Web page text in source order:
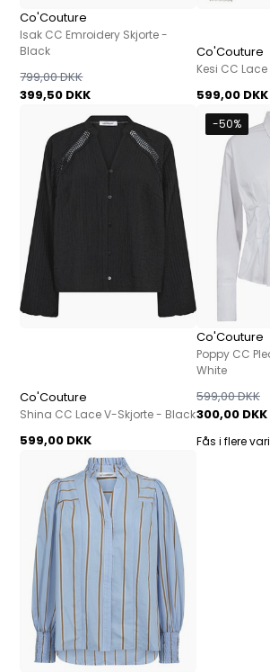
Co'Couture
Isak CC Emroidery Skjorte -
Black
399,50 DKK
799,00 DKK
Co'Couture
Kesi CC
599,00 DKK
Co'Couture
Shina CC Lace V-Skjorte - Black
599,00 DKK
-50%
Co'Couture
Poppy CC
White
300,00 DKK
599,00 DKK
Fås i flere